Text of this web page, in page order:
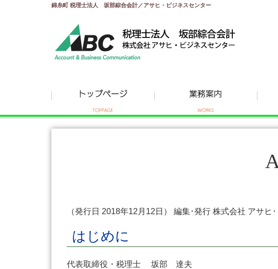
錦糸町 税理士法人 坂部綜合会計／アサヒ・ビジネスセンター
（発行日 2018年12月12日） 編集･発行 株式会社 アサヒ
はじめに
代表取締役・税理士 坂部 達夫